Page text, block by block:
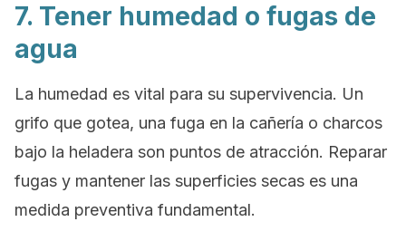
7. Tener humedad o fugas de
agua
La humedad es vital para su supervivencia. Un
grifo que gotea, una fuga en la cañería o charcos
bajo la heladera son puntos de atracción. Reparar
fugas y mantener las superficies secas es una
medida preventiva fundamental.